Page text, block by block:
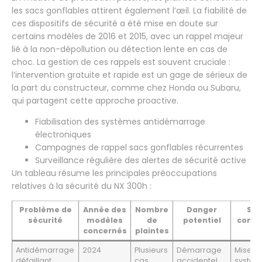
les sacs gonflables attirent également l’œil. La fiabilité de
ces dispositifs de sécurité a été mise en doute sur
certains modèles de 2016 et 2015, avec un rappel majeur
lié à la non-dépollution ou détection lente en cas de
choc. La gestion de ces rappels est souvent cruciale :
l’intervention gratuite et rapide est un gage de sérieux de
la part du constructeur, comme chez Honda ou Subaru,
qui partagent cette approche proactive.
Fiabilisation des systèmes antidémarrage
électroniques
Campagnes de rappel sacs gonflables récurrentes
Surveillance régulière des alertes de sécurité active
Un tableau résume les principales préoccupations
relatives à la sécurité du NX 300h :
Problème de
sécurité
Année des
modèles
concernés
Nombre
de
plaintes
Danger
potentiel
Antidémarrage
2024
Plusieurs
Démarrage
Mise à